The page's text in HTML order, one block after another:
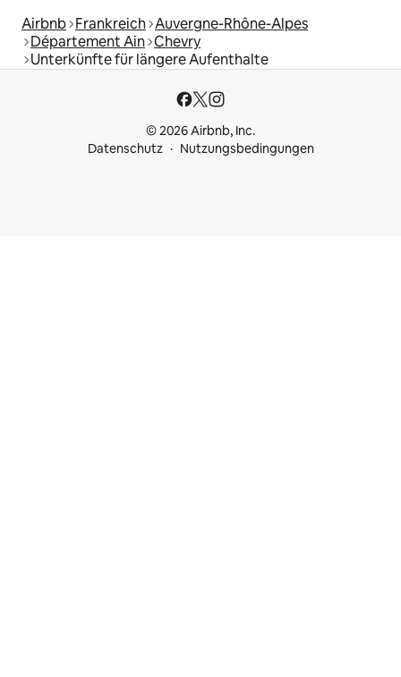
Airbnb Frankreich Auvergne-Rhône-Alpes
Département Ain Chevry
Unterkünfte für längere Aufenthalte
© 2026 Airbnb, Inc.
Datenschutz
Nutzungsbedingungen